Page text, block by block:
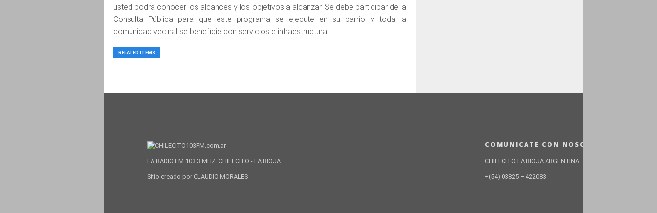
usted podrá conocer los alcances y los objetivos a alcanzar. Se debe participar de la
Consulta Pública para que este programa se ejecute en su barrio y toda la
comunidad vecinal se beneficie con servicios e infraestructura.
RELATED ITEMS
LA RADIO FM 103.3 MHZ. CHILECITO - LA RIOJA
Sitio creado por CLAUDIO MORALES
COMUNICATE CON NOSOTROS
CHILECITO LA RIOJA ARGENTINA
+(54) 03825 – 422083